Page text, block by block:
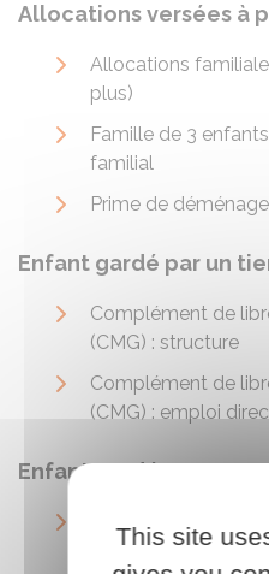
Allocations versées à
Allocations
plus)
Famille de 3
familial
Prime de
Enfant gardé par un
Complément de
(CMG) : structure
Complément de
(CMG) : emploi
Enfant gardé par un
Prestation
(PreParE)
This site